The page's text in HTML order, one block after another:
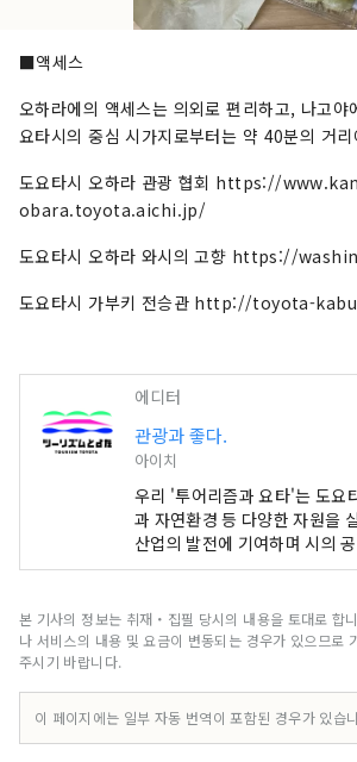
■액세스
오하라에의 액세스는 의외로 편리하고, 나고
요타시의 중심 시가지로부터는 약 40분의 거
도요타시 오하라 관광 협회 https://
obara.toyota.aichi.jp/
도요타시 오하라 와시의 고향 https://
도요타시 가부키 전승관 http://toyota-
에디터
관광과 좋다.
아이치
우리 '투어리즘과 요타'는 도요
과 자연환경 등 다양한 자원을
산업의 발전에 기여하며 시의
등 정보발신을 통해 관광지개
시 계곡」을 비롯해, 시외에서
는 도카이 지구 최대 규모의 「
시입니다만, 다양한 관광 자원과
소를 가지고, 일년 내내 여러 번
본 기사의 정보는 취재・집필 당시의 내용을 토대로 합
나 서비스의 내용 및 요금이 변동되는 경우가 있으므로
주시기 바랍니다.
이 페이지에는 일부 자동 번역이 포함된 경우가 있습